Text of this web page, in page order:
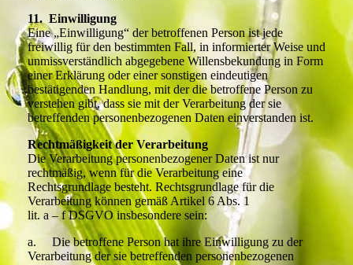
11. Einwilligung
Eine „Einwilligung“ der betroffenen Person ist jede
freiwillig für den bestimmten Fall, in informierter Weise und
unmissverständlich abgegebene Willensbekundung in Form
einer Erklärung oder einer sonstigen eindeutigen
bestätigenden Handlung, mit der die betroffene Person zu
verstehen gibt, dass sie mit der Verarbeitung der sie
betreffenden personenbezogenen Daten einverstanden ist.
Rechtmäßigkeit der Verarbeitung
Die Verarbeitung personenbezogener Daten ist nur
rechtmäßig, wenn für die Verarbeitung eine
Rechtsgrundlage besteht. Rechtsgrundlage für die
Verarbeitung können gemäß Artikel 6 Abs. 1
lit. a – f DSGVO insbesondere sein:
a. Die betroffene Person hat ihre Einwilligung zu der
Verarbeitung der sie betreffenden personenbezogenen